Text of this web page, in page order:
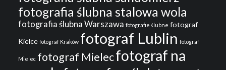
fotografia ślubna stalowa wola
fotografia ślubna Warszawa fotografie ślubne fotograf
Kielce fotograf Kraków fotograf Lublin fotograf
Mielec fotograf Mielecfotograf na